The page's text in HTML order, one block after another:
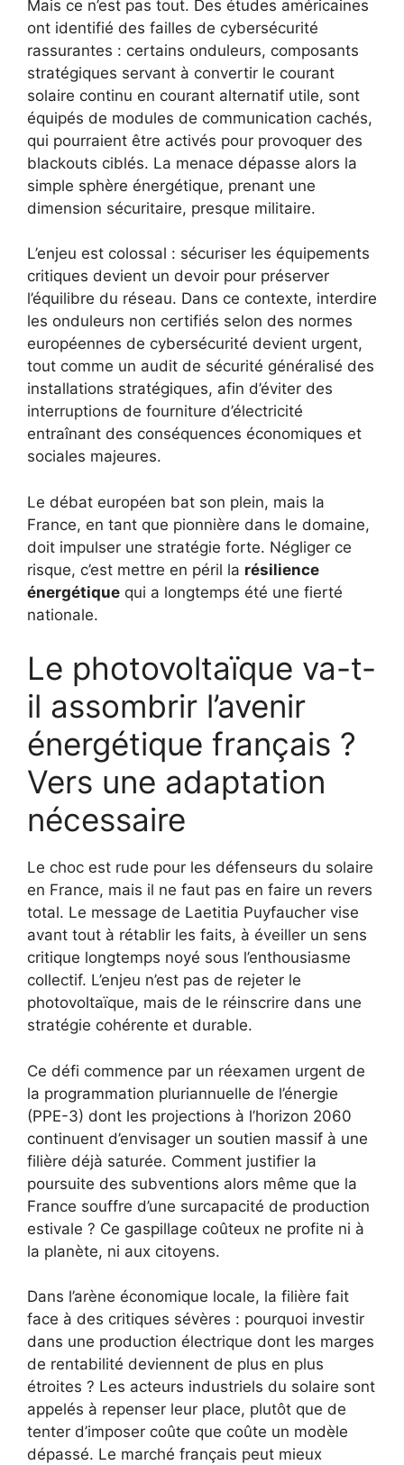
Mais ce n’est pas tout. Des études américaines
ont identifié des failles de cybersécurité
rassurantes : certains onduleurs, composants
stratégiques servant à convertir le courant
solaire continu en courant alternatif utile, sont
équipés de modules de communication cachés,
qui pourraient être activés pour provoquer des
blackouts ciblés. La menace dépasse alors la
simple sphère énergétique, prenant une
dimension sécuritaire, presque militaire.
L’enjeu est colossal : sécuriser les équipements
critiques devient un devoir pour préserver
l’équilibre du réseau. Dans ce contexte, interdire
les onduleurs non certifiés selon des normes
européennes de cybersécurité devient urgent,
tout comme un audit de sécurité généralisé des
installations stratégiques, afin d’éviter des
interruptions de fourniture d’électricité
entraînant des conséquences économiques et
sociales majeures.
Le débat européen bat son plein, mais la
France, en tant que pionnière dans le domaine,
doit impulser une stratégie forte. Négliger ce
risque, c’est mettre en péril la résilience
énergétique qui a longtemps été une fierté
nationale.
Le photovoltaïque va-t-
il assombrir l’avenir
énergétique français ?
Vers une adaptation
nécessaire
Le choc est rude pour les défenseurs du solaire
en France, mais il ne faut pas en faire un revers
total. Le message de Laetitia Puyfaucher vise
avant tout à rétablir les faits, à éveiller un sens
critique longtemps noyé sous l’enthousiasme
collectif. L’enjeu n’est pas de rejeter le
photovoltaïque, mais de le réinscrire dans une
stratégie cohérente et durable.
Ce défi commence par un réexamen urgent de
la programmation pluriannuelle de l’énergie
(PPE-3) dont les projections à l’horizon 2060
continuent d’envisager un soutien massif à une
filière déjà saturée. Comment justifier la
poursuite des subventions alors même que la
France souffre d’une surcapacité de production
estivale ? Ce gaspillage coûteux ne profite ni à
la planète, ni aux citoyens.
Dans l’arène économique locale, la filière fait
face à des critiques sévères : pourquoi investir
dans une production électrique dont les marges
de rentabilité deviennent de plus en plus
étroites ? Les acteurs industriels du solaire sont
appelés à repenser leur place, plutôt que de
tenter d’imposer coûte que coûte un modèle
dépassé. Le marché français peut mieux